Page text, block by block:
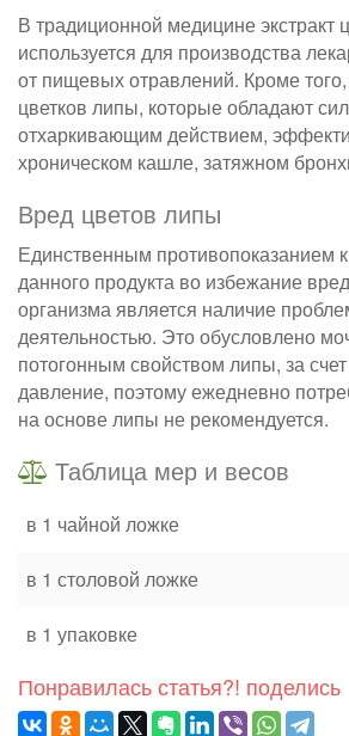
В традиционной медицине экстракт
используется для производства
от пищевых отравлений. Кроме
цветков липы, которые обладают
отхаркивающим действием,
хроническом кашле, затяжном
Вред цветов липы
Единственным противопоказанием
данного продукта во избежание
организма является наличие
деятельностью. Это обусловлено
потогонным свойством липы, за
давление, поэтому ежедневно
на основе липы не рекомендуется.
Таблица мер и весов
в 1 чайной ложке
в 1 столовой ложке
в 1 упаковке
Понравилась статья?! поделись